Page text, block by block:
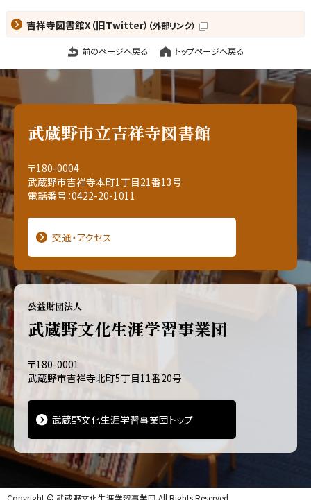
吉祥寺図書館X（旧Twitter） （外部リンク）
前のページへ戻る トップページへ戻る
武蔵野市立吉祥寺図書館
〒180-0004
武蔵野市吉祥寺本町1丁目21番13号
電話番号：0422-20-1011
交通・アクセス
公益財団法人
武蔵野文化生涯学習事業団
〒180-0001
武蔵野市吉祥寺北町5丁目11番20号
武蔵野文化生涯学習事業団トップ